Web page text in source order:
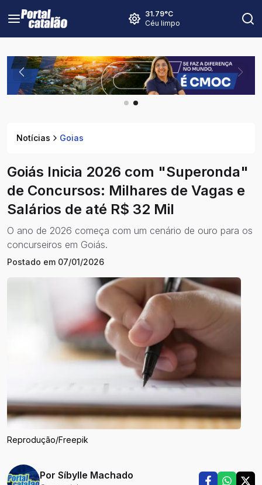
31.79°C
Céu limpo
Notícias Goias
Goiás Inicia 2026 com "Superonda"
de Concursos: Milhares de Vagas e
Salários de até R$ 32 Mil
O ano de 2026 começa com um cenário de ouro para os
concurseiros em Goiás.
Postado em 07/01/2026
Reprodução/Freepik
Por Síbylle Machado